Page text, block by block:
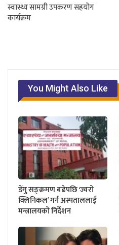
स्वास्थ्य सामग्री उपकरण सहयोग
कार्यक्रम
You Might Also Like
डेंगु सङ्क्रमण बढेपछि ‘ज्वरो
क्लिनिकल’ गर्न अस्पताललाई
मन्त्रालयको निर्देशन